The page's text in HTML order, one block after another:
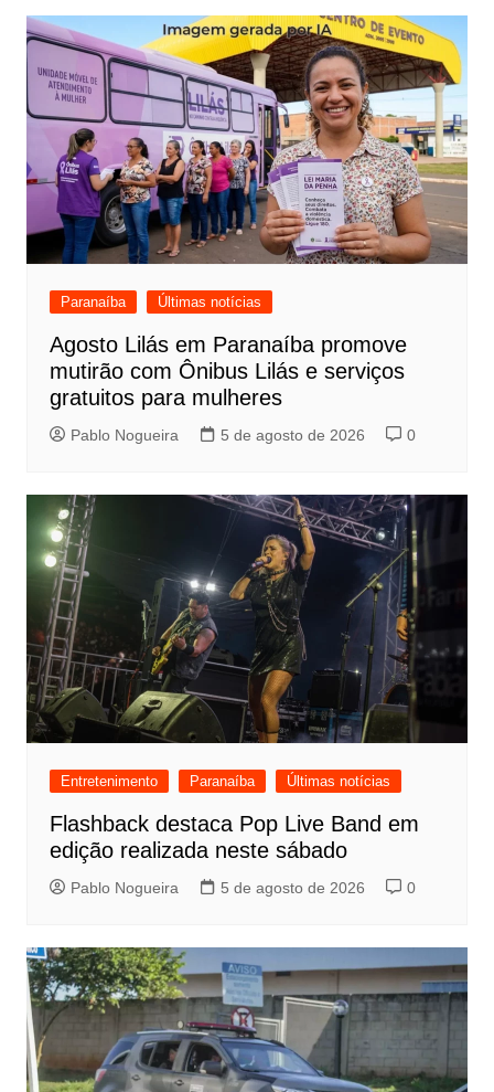
Paranaíba Últimas notícias
Agosto Lilás em Paranaíba promove
mutirão com Ônibus Lilás e serviços
gratuitos para mulheres
Pablo Nogueira 5 de agosto de 2026 0
Entretenimento Paranaíba Últimas notícias
Flashback destaca Pop Live Band em
edição realizada neste sábado
Pablo Nogueira 5 de agosto de 2026 0